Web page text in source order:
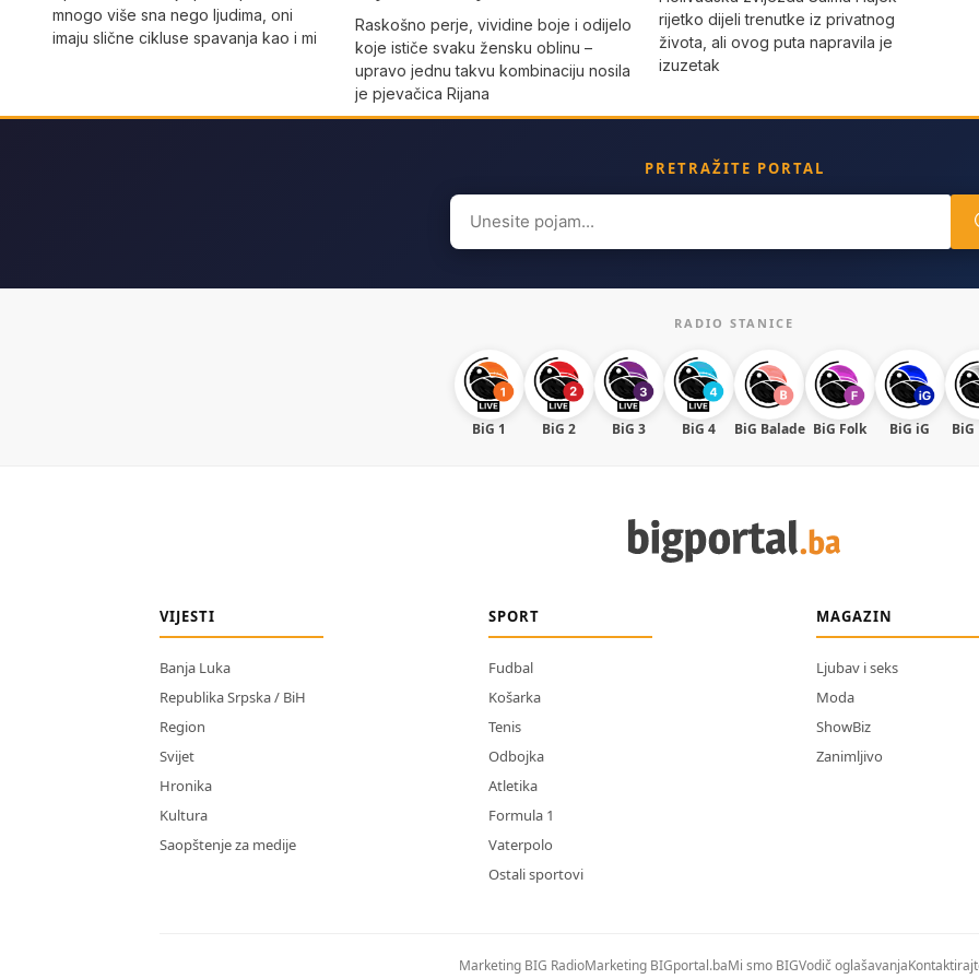
mnogo više sna nego ljudima, oni
imaju slične cikluse spavanja kao i mi
Raskošno perje, vividine boje i odijelo
koje ističe svaku žensku oblinu –
upravo jednu takvu kombinaciju nosila
je pjevačica Rijana
rijetko dijeli trenutke iz privatnog
života, ali ovog puta napravila je
izuzetak
PRETRAŽITE PORTAL
Search
for:
RADIO STANICE
BiG 1 BiG 2 BiG 3 BiG 4 BiG Balade BiG Folk BiG iG BiG
VIJESTI
Banja Luka
Republika Srpska / BiH
Region
Svijet
Hronika
Kultura
Saopštenje za medije
SPORT
Fudbal
Košarka
Tenis
Odbojka
Atletika
Formula 1
Vaterpolo
Ostali sportovi
MAGAZIN
Ljubav i seks
Moda
ShowBiz
Zanimljivo
Marketing BIG RadioMarketing BIGportal.baMi smo BIGVodič oglašavanja